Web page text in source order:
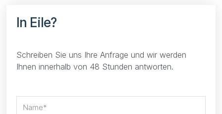
In Eile?
Schreiben Sie uns Ihre Anfrage und wir werden
Ihnen innerhalb von 48 Stunden antworten.